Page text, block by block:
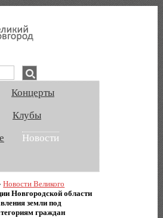
Концерты
Клубы
Новости
Новости Великого
Новгородской области
земли под
граждан